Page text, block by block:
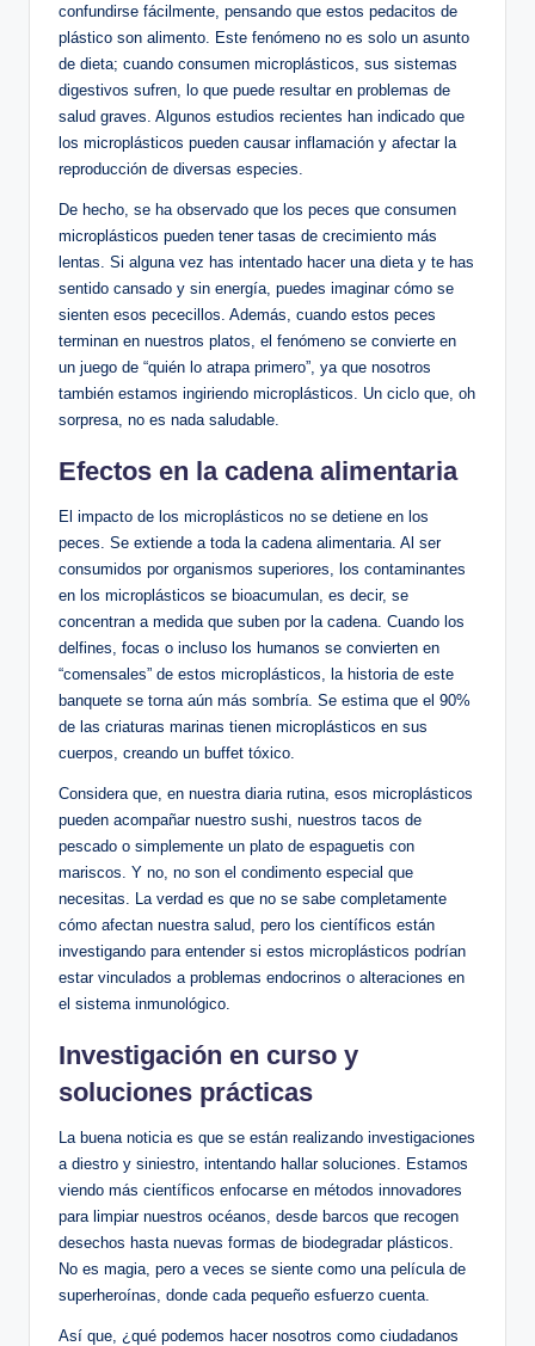
confundirse fácilmente, pensando que estos pedacitos ⁢de
plástico son alimento. Este fenómeno no es ⁤solo un ‍asunto
de dieta; cuando consumen microplásticos, sus sistemas
digestivos sufren, lo que puede resultar en problemas de
salud ⁢graves.‌ Algunos estudios recientes han indicado que
los⁢ microplásticos pueden causar inflamación y afectar la
⁤reproducción de diversas especies.
De hecho, se ha observado que los peces que ‌consumen ​
microplásticos pueden tener tasas de crecimiento más
lentas. Si alguna vez has intentado hacer una dieta y te has
sentido cansado y sin energía, puedes imaginar cómo se
sienten esos pececillos. Además, cuando estos peces
⁢terminan en nuestros platos, el fenómeno se convierte en
un juego de “quién lo atrapa primero”, ya que nosotros
también estamos ingiriendo microplásticos. Un ciclo ⁣que, oh
sorpresa, no es nada saludable.
Efectos en la cadena ⁣alimentaria
El impacto de los microplásticos no se detiene en los
peces. Se extiende⁣ a toda la cadena alimentaria. Al ser
consumidos⁢ por organismos superiores, los‌ contaminantes
en los microplásticos se bioacumulan, es‍ decir, se
concentran a medida que suben por la cadena. Cuando los
delfines, focas o incluso los humanos se convierten‍ en
“comensales” ⁣de estos microplásticos, la historia de este
banquete se torna aún más sombría. Se estima que el 90%
de las criaturas marinas tienen microplásticos en sus
cuerpos, creando un buffet tóxico.
Considera que,⁣ en nuestra diaria rutina, esos microplásticos
pueden acompañar nuestro sushi, nuestros tacos​ de
pescado o simplemente un ‌plato de espaguetis con
mariscos. Y no, no ⁤son ⁤el ⁢condimento especial que
necesitas. La verdad es ⁣que no se sabe completamente
cómo afectan nuestra salud,​ pero los científicos están
investigando para entender ⁢si estos microplásticos podrían
estar vinculados a problemas endocrinos o alteraciones en
el sistema inmunológico.
Investigación⁢ en ‌curso y
soluciones prácticas
La buena noticia‌ es que se están realizando investigaciones
a diestro y siniestro, intentando hallar soluciones. Estamos
viendo​ más científicos enfocarse en métodos innovadores
para limpiar nuestros océanos, desde barcos que recogen
desechos hasta nuevas formas de biodegradar plásticos.
No es magia,⁤ pero a veces se siente como una película de
superheroínas, donde cada pequeño esfuerzo cuenta.
Así que, ¿qué podemos hacer nosotros como ciudadanos